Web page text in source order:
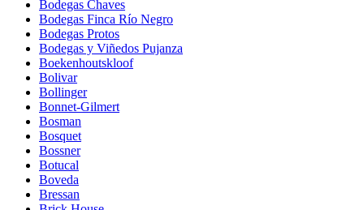
Bodegas Chaves
Bodegas Finca Río Negro
Bodegas Protos
Bodegas y Viñedos Pujanza
Boekenhoutskloof
Bolivar
Bollinger
Bonnet-Gilmert
Bosman
Bosquet
Bossner
Botucal
Boveda
Bressan